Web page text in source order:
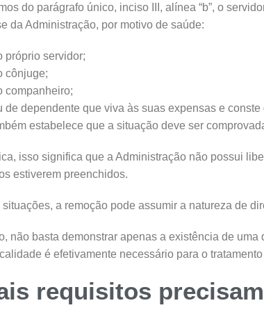
do parágrafo único, inciso III, alínea “b”, o
da Administração, por motivo de saúde:
próprio servidor;
cônjuge;
companheiro;
de dependente que viva às suas expensas e
estabelece que a situação deve ser
isso significa que a Administração não possui
estiverem preenchidos.
situações, a remoção pode assumir a natureza de
não basta demonstrar apenas a existência de
é efetivamente necessário para o
requisitos